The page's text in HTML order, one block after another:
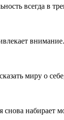
всегда в
миру о